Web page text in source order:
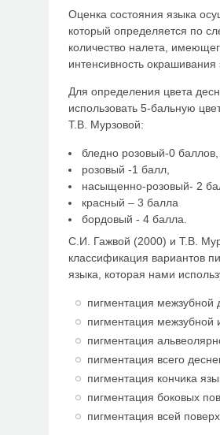
Оценка состояния языка
который определяется по
количество налета,
интенсивность окрашивания
Для определения цвета
использовать 5-бальную
Т.В. Мурзовой:
бледно розовый-0 баллов,
розовый -1 балл,
насыщенно-розовый- 2
красный – 3 балла
бордовый - 4 балла.
С.И. Гажвой (2000) и Т.В.
классификация вариантов
языка, которая нами
пигментация межзубной
пигментация межзубной
пигментация
пигментация всего
пигментация кончика
пигментация боковых
пигментация всей